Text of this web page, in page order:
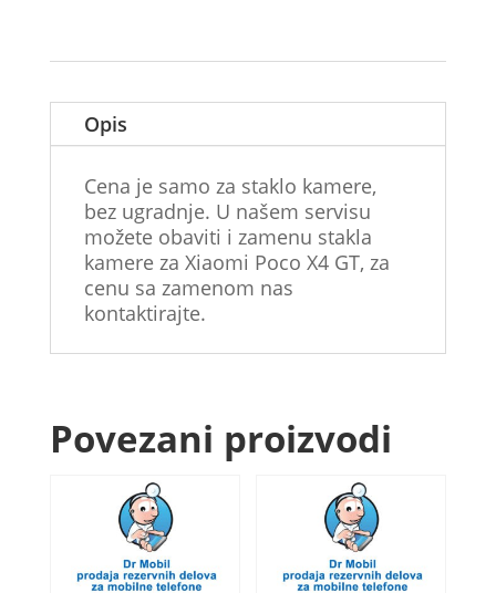
GT
Opis
Cena je samo za staklo kamere,
bez ugradnje. U našem servisu
možete obaviti i zamenu stakla
kamere za Xiaomi Poco X4 GT, za
cenu sa zamenom nas
kontaktirajte.
Povezani proizvodi